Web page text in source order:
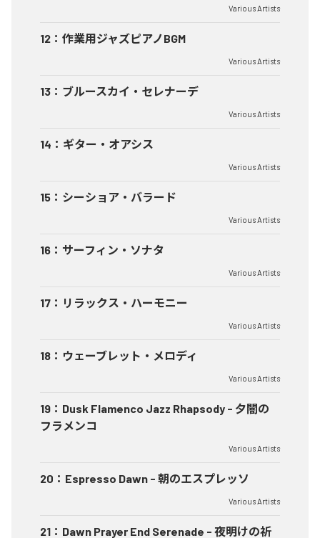
Various Artists
12 ： 作業用ジャズピアノBGM
Various Artists
13 ： ブルースカイ・セレナーデ
Various Artists
14 ： ギター・オアシス
Various Artists
15 ： シーショア・バラード
Various Artists
16 ： サーフィン・ソナタ
Various Artists
17 ： リラックス・ハーモニー
Various Artists
18 ： ウェーブレット・メロディ
Various Artists
19 ： Dusk Flamenco Jazz Rhapsody - 夕闇の
フラメンコ
Various Artists
20 ： Espresso Dawn - 朝のエスプレッソ
Various Artists
21 ： Dawn Prayer End Serenade - 夜明けの祈